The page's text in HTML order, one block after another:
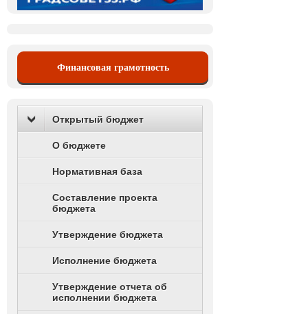
Финансовая грамотность
Открытый бюджет
О бюджете
Нормативная база
Составление проекта
бюджета
Утверждение бюджета
Исполнение бюджета
Утверждение отчета об
исполнении бюджета